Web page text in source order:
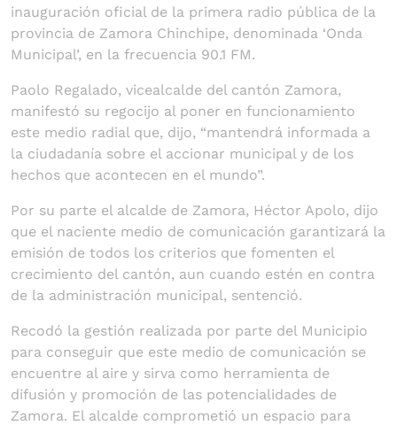
inauguración oficial de la primera radio pública de la
provincia de Zamora Chinchipe, denominada ‘Onda
Municipal’, en la frecuencia 90.1 FM.
Paolo Regalado, vicealcalde del cantón Zamora,
manifestó su regocijo al poner en funcionamiento
este medio radial que, dijo, “mantendrá informada a
la ciudadanía sobre el accionar municipal y de los
hechos que acontecen en el mundo”.
Por su parte el alcalde de Zamora, Héctor Apolo, dijo
que el naciente medio de comunicación garantizará la
emisión de todos los criterios que fomenten el
crecimiento del cantón, aun cuando estén en contra
de la administración municipal, sentenció.
Recodó la gestión realizada por parte del Municipio
para conseguir que este medio de comunicación se
encuentre al aire y sirva como herramienta de
difusión y promoción de las potencialidades de
Zamora. El alcalde comprometió un espacio para